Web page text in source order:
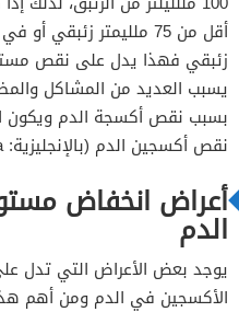
زئبقي فهذا يدل على نقص
يسبب العديد من المشاكل
بسبب نقص أكسجة الدم ويكون
نقص أكسجين الدم (بالإنجليزية: Hypoxima).
أعراض انخفاض
الدم
يوجد بعض الأعراض التي تدل
الأكسجين في الدم ومن أهم